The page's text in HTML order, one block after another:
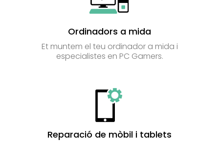
Ordinadors a mida
Et muntem el teu ordinador a mida i
especialistes en PC Gamers.
Reparació de mòbil i tablets